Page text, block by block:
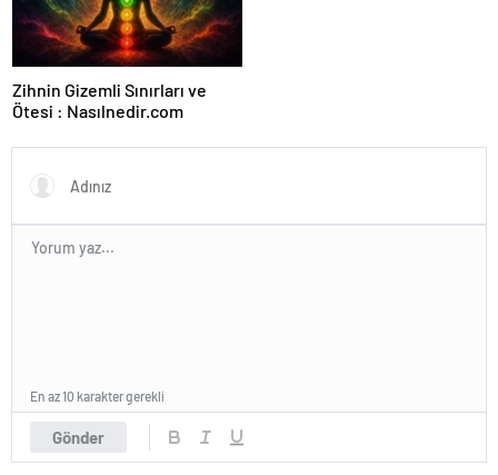
Zihnin Gizemli Sınırları ve
Ötesi : Nasılnedir.com
Gönder
En az 10 karakter gerekli